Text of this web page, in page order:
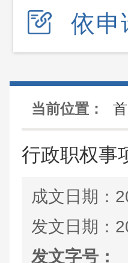
依申
当前位置：
行政职权事
成文日期：
发文日期：
发文字号：